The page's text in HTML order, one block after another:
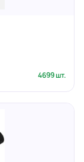
4699 шт.